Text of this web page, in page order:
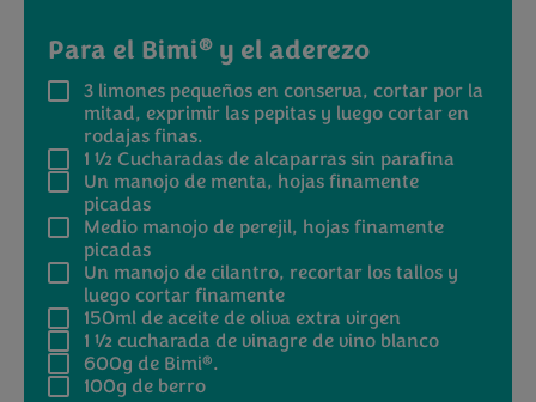
Para el Bimi® y el aderezo
3 limones pequeños en conserva, cortar por la
mitad, exprimir las pepitas y luego cortar en
rodajas finas.
1 ½ Cucharadas de alcaparras sin parafina
Un manojo de menta, hojas finamente
picadas
Medio manojo de perejil, hojas finamente
picadas
Un manojo de cilantro, recortar los tallos y
luego cortar finamente
150mlde aceite de oliva extra virgen
1 ½ cucharada de vinagre de vino blanco
600g de Bimi®.
100g de berro